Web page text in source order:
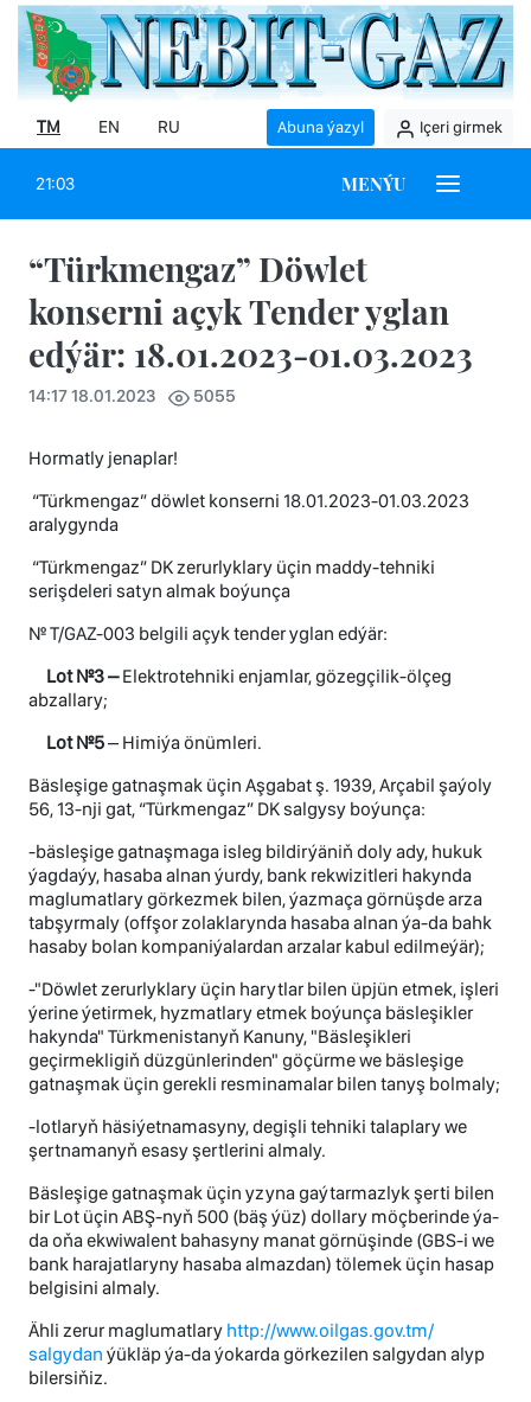
TM EN RU Abuna ýazyl Içeri girmek
21:03 MENÝU
“Türkmengaz” Döwlet
konserni açyk Tender yglan
edýär: 18.01.2023-01.03.2023
14:17 18.01.2023 5055
Hormatly jenaplar!
“Türkmengaz” döwlet konserni 18.01.2023-01.03.2023
aralygynda
“Türkmengaz” DK zerurlyklary üçin maddy-tehniki
serişdeleri satyn almak boýunça
№ T/GAZ-003 belgili açyk tender yglan edýär:
Lot №3 –Elektrotehniki enjamlar, gözegçilik-ölçeg
abzallary;
Lot №5– Himiýa önümleri.
Bäsleşige gatnaşmak üçin Aşgabat ş. 1939, Arçabil şaýoly
56, 13-nji gat, “Türkmengaz” DK salgysy boýunça:
-bäsleşige gatnaşmaga isleg bildirýäniň doly ady, hukuk
ýagdaýy, hasaba alnan ýurdy, bank rekwizitleri hakynda
maglumatlary görkezmek bilen, ýazmaça görnüşde arza
tabşyrmaly (offşor zolaklarynda hasaba alnan ýa-da bahk
hasaby bolan kompaniýalardan arzalar kabul edilmeýär);
-"Döwlet zerurlyklary üçin harytlar bilen üpjün etmek, işleri
ýerine ýetirmek, hyzmatlary etmek boýunça bäsleşikler
hakynda" Türkmenistanyň Kanuny, "Bäsleşikleri
geçirmekligiň düzgünlerinden" göçürme we bäsleşige
gatnaşmak üçin gerekli resminamalar bilen tanyş bolmaly;
-lotlaryň häsiýetnamasyny, degişli tehniki talaplary we
şertnamanyň esasy şertlerini almaly.
Bäsleşige gatnaşmak üçin yzyna gaýtarmazlyk şerti bilen
bir Lot üçin ABŞ-nyň 500 (bäş ýüz) dollary möçberinde ýa-
da oňa ekwiwalent bahasyny manat görnüşinde (GBS-i we
bank harajatlaryny hasaba almazdan) tölemek üçin hasap
belgisini almaly.
Ähli zerur maglumatlary http://www.oilgas.gov.tm/
salgydan ýükläp ýa-da ýokarda görkezilen salgydan alyp
bilersiňiz.